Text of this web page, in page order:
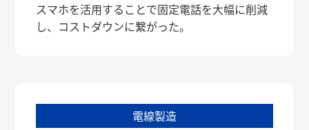
スマホを活用することで固定電話を大幅に削減
し、コストダウンに繋がった。
電線製造